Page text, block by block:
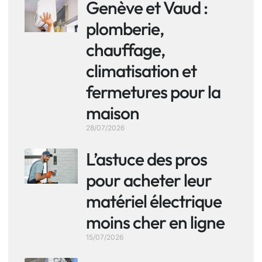
Genève et Vaud :
plomberie,
chauffage,
climatisation et
fermetures pour la
maison
28/07/2026
L’astuce des pros
pour acheter leur
matériel électrique
moins cher en ligne
15/07/2026